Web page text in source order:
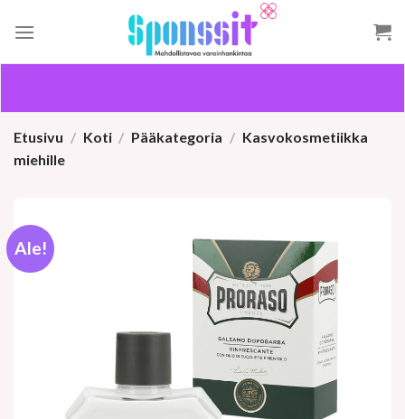
Etusivu / Koti / Pääkategoria / Kasvokosmetiikka
miehille
Ale!